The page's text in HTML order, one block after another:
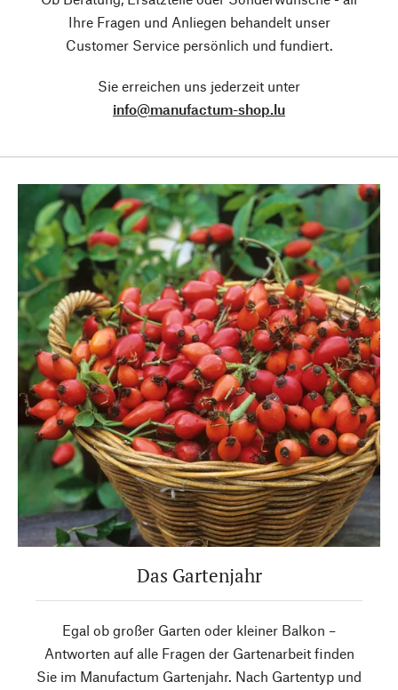
Ihre Fragen und Anliegen behandelt unser
Customer Service persönlich und fundiert.
Sie erreichen uns jederzeit unter
info@manufactum-shop.lu
Das Gartenjahr
Egal ob großer Garten oder kleiner Balkon –
Antworten auf alle Fragen der Gartenarbeit finden
Sie im Manufactum Gartenjahr. Nach Gartentyp und